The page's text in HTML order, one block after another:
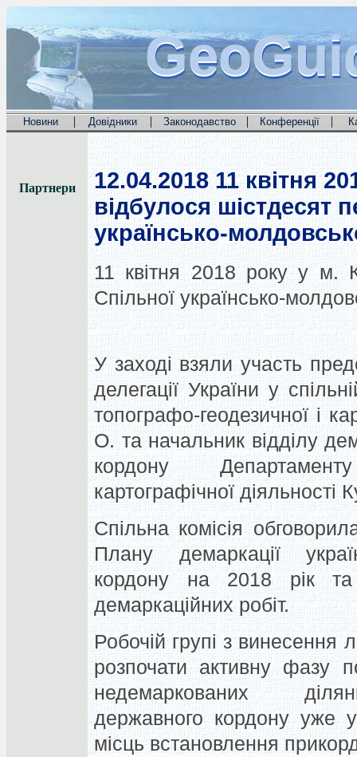
Новини | Довідники | Законодавство | Конференції |
Партнери 12.04.2018 11 квітня
відбулося шістдесят
українсько-
11 квітня 2018 року у м.
Спільної українсько-
У заході взяли участь
делегації України у
топографо-геодезичної і
О. та начальник відділу
кордону
картографічної діяльності
Спільна комісія
Плану демаркації
кордону на 2018 рік та
демаркаційних робіт.
Робочій групі з винесення
розпочати активну фазу
недемаркованих
державного кордону уже
місць встановлення